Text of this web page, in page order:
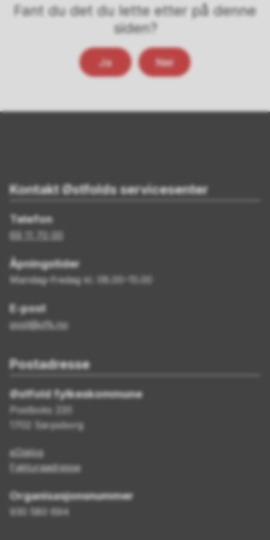
Fant du det du lette etter på denne
siden?
Ja Nei
Kontakt Østfolds servicesenter
Telefon
69 11 70 00
Åpningstider
Mandag–fredag kl. 08.00–15.00
E-post
post@ofk.no
Postadresse
Østfold fylkeskommune
Postboks 220
1702 Sarpsborg
eDialog
Fakturaadresse
Organisasjonsnummer
930 580 694